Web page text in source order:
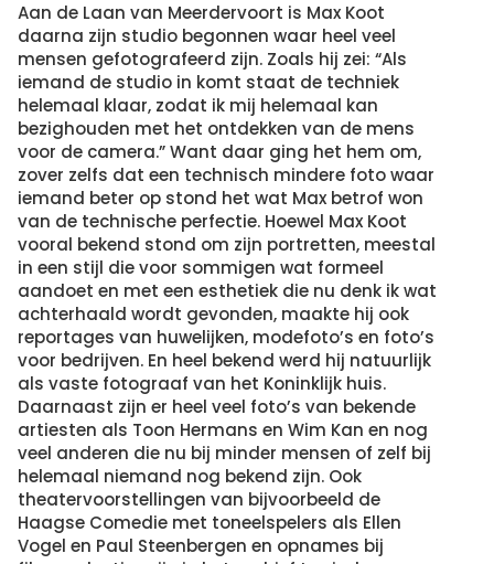
Aan de Laan van Meerdervoort is Max Koot
daarna zijn studio begonnen waar heel veel
mensen gefotografeerd zijn. Zoals hij zei: “Als
iemand de studio in komt staat de techniek
helemaal klaar, zodat ik mij helemaal kan
bezighouden met het ontdekken van de mens
voor de camera.” Want daar ging het hem om,
zover zelfs dat een technisch mindere foto waar
iemand beter op stond het wat Max betrof won
van de technische perfectie. Hoewel Max Koot
vooral bekend stond om zijn portretten, meestal
in een stijl die voor sommigen wat formeel
aandoet en met een esthetiek die nu denk ik wat
achterhaald wordt gevonden, maakte hij ook
reportages van huwelijken, modefoto’s en foto’s
voor bedrijven. En heel bekend werd hij natuurlijk
als vaste fotograaf van het Koninklijk huis.
Daarnaast zijn er heel veel foto’s van bekende
artiesten als Toon Hermans en Wim Kan en nog
veel anderen die nu bij minder mensen of zelf bij
helemaal niemand nog bekend zijn. Ook
theatervoorstellingen van bijvoorbeeld de
Haagse Comedie met toneelspelers als Ellen
Vogel en Paul Steenbergen en opnames bij